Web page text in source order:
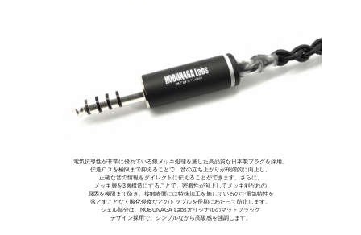
電気伝導性が非常に優れている銀メッキ処理を施した高品質な日本製プラグを採用。
伝送ロスを極限まで抑えることで、音の立ち上がりが飛躍的に向上し、
正確な音の情報をダイレクトに伝えることができます。さらに、
メッキ層を3層構造にすることで、密着性が向上してメッキ剥がれの
原因を極限まで防ぎ、接触表面には特殊加工を施しているので電気特性を
落とすことなく酸化侵食などのトラブルを長期にわたって防止します。
シェル部分は、NOBUNAGA Labsオリジナルのマットブラック
デザイン採用で、シンプルながら高級感を強調します。